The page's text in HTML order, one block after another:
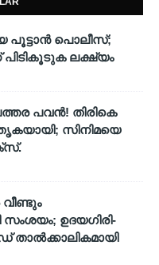
പൊലീസ്;
പിടികൂടുക ലക്ഷ്യം
പവൻ! തിരികെ
സിനിമയെ
ഉദയഗിരി-